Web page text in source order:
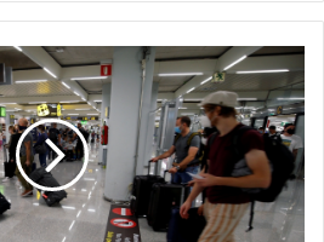
الروس
يهربون
الآن
الى
تركيا!
نفاد
تذاكر
الطيران